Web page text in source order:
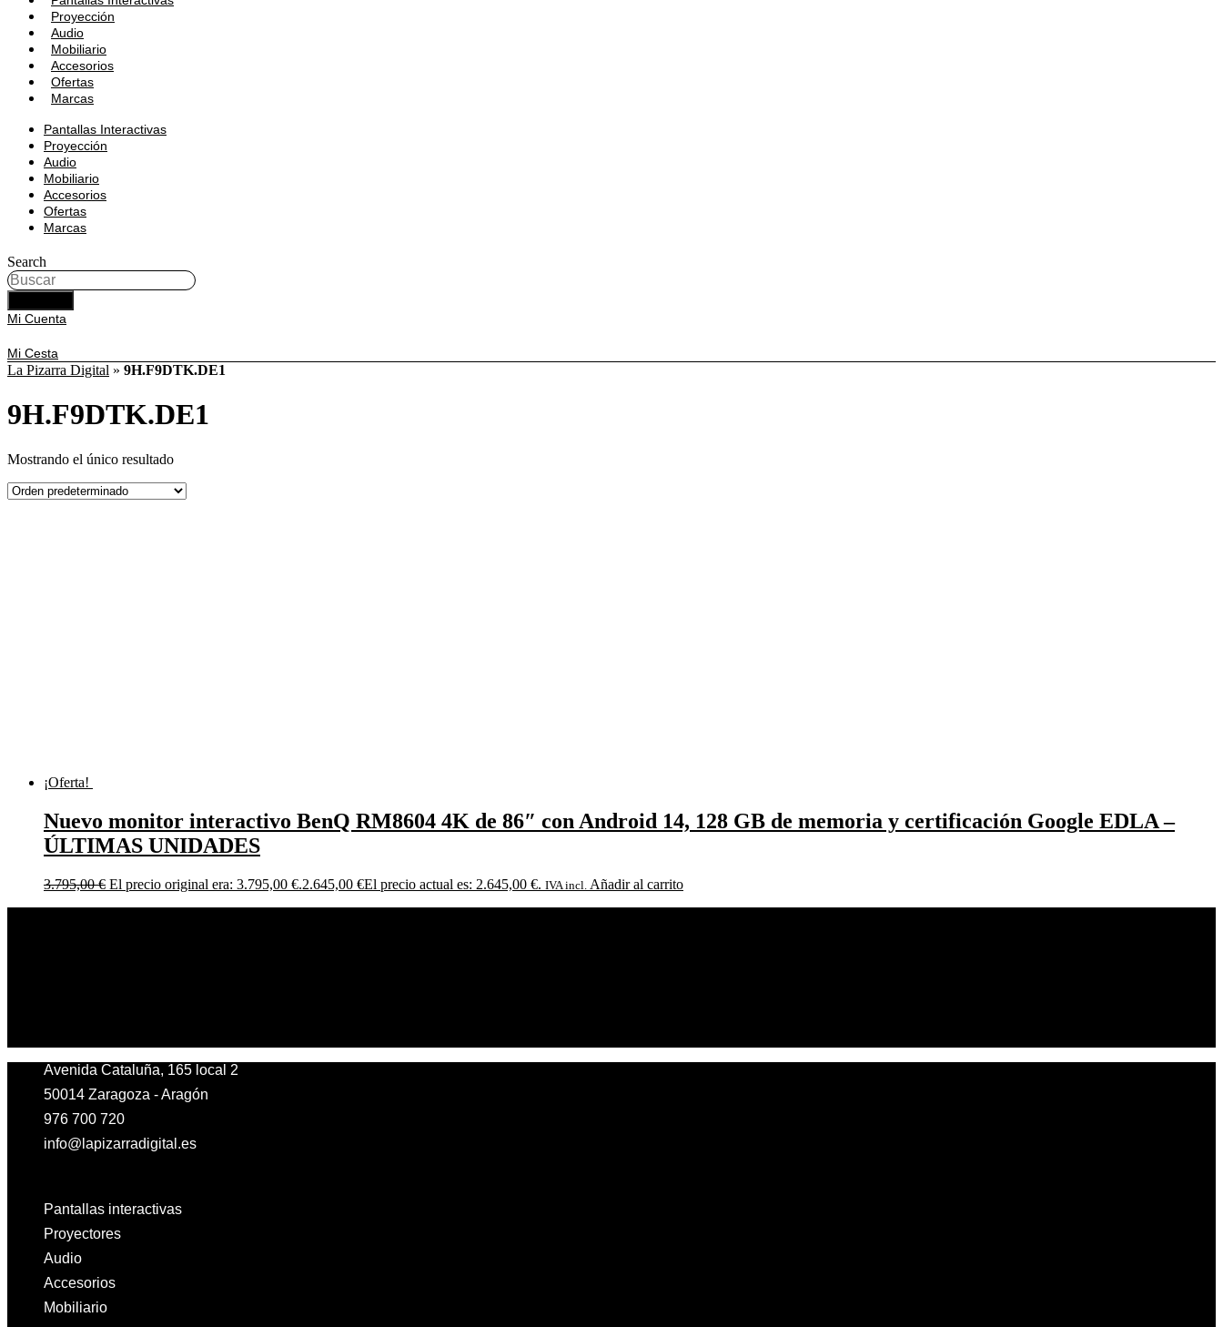
Proyección
Audio
Mobiliario
Accesorios
Ofertas
Marcas
Pantallas Interactivas
Proyección
Audio
Mobiliario
Accesorios
Ofertas
Marcas
Search
Mi Cuenta
Mi Cesta
La Pizarra Digital » 9H.F9DTK.DE1
9H.F9DTK.DE1
Mostrando el único resultado
¡Oferta!
Nuevo monitor interactivo BenQ RM8604 4K de 86″ con Android 14, 128 GB de memoria y certificación Google EDLA –
ÚLTIMAS UNIDADES
3.795,00€ El precio original era: 3.795,00 €.2.645,00 €El precio actual es: 2.645,00 €. IVA incl. Añadir al carrito
Avenida Cataluña, 165 local 2
50014 Zaragoza - Aragón
976 700 720
info@lapizarradigital.es
Pantallas interactivas
Proyectores
Audio
Accesorios
Mobiliario